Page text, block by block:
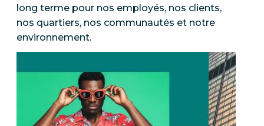
long terme pour nos employés, nos clients,
nos quartiers, nos communautés et notre
environnement.